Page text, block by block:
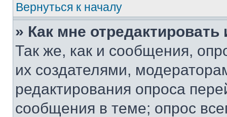
Вернуться к началу
» Как мне
Так же, как и сообщения,
их создателями,
редактирования опроса
сообщения в теме; опрос